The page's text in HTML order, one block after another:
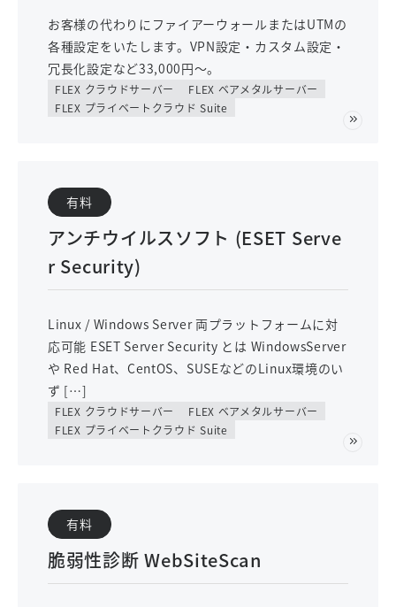
お客様の代わりにファイアーウォールまたはUTMの
各種設定をいたします。VPN設定・カスタム設定・
冗長化設定など33,000円～。
FLEX クラウドサーバー
FLEX ベアメタルサーバー
FLEX プライベートクラウド Suite
有料
アンチウイルスソフト (ESET Serve
r Security)
Linux / Windows Server 両プラットフォームに対
応可能 ESET Server Security とは WindowsServer
や Red Hat、CentOS、SUSEなどのLinux環境のい
ず […]
FLEX クラウドサーバー
FLEX ベアメタルサーバー
FLEX プライベートクラウド Suite
有料
脆弱性診断 WebSiteScan